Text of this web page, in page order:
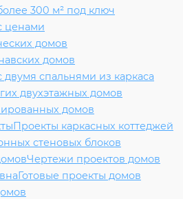
300 м² под ключ
ценами
домов
домов
двумя спальнями из каркаса
двухэтажных домов
домов
Проекты каркасных коттеджей
стеновых блоков
Чертежи проектов домов
Готовые проекты домов